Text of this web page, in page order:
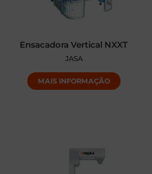
Ensacadora Vertical NXXT
JASA
MAIS INFORMAÇÃO